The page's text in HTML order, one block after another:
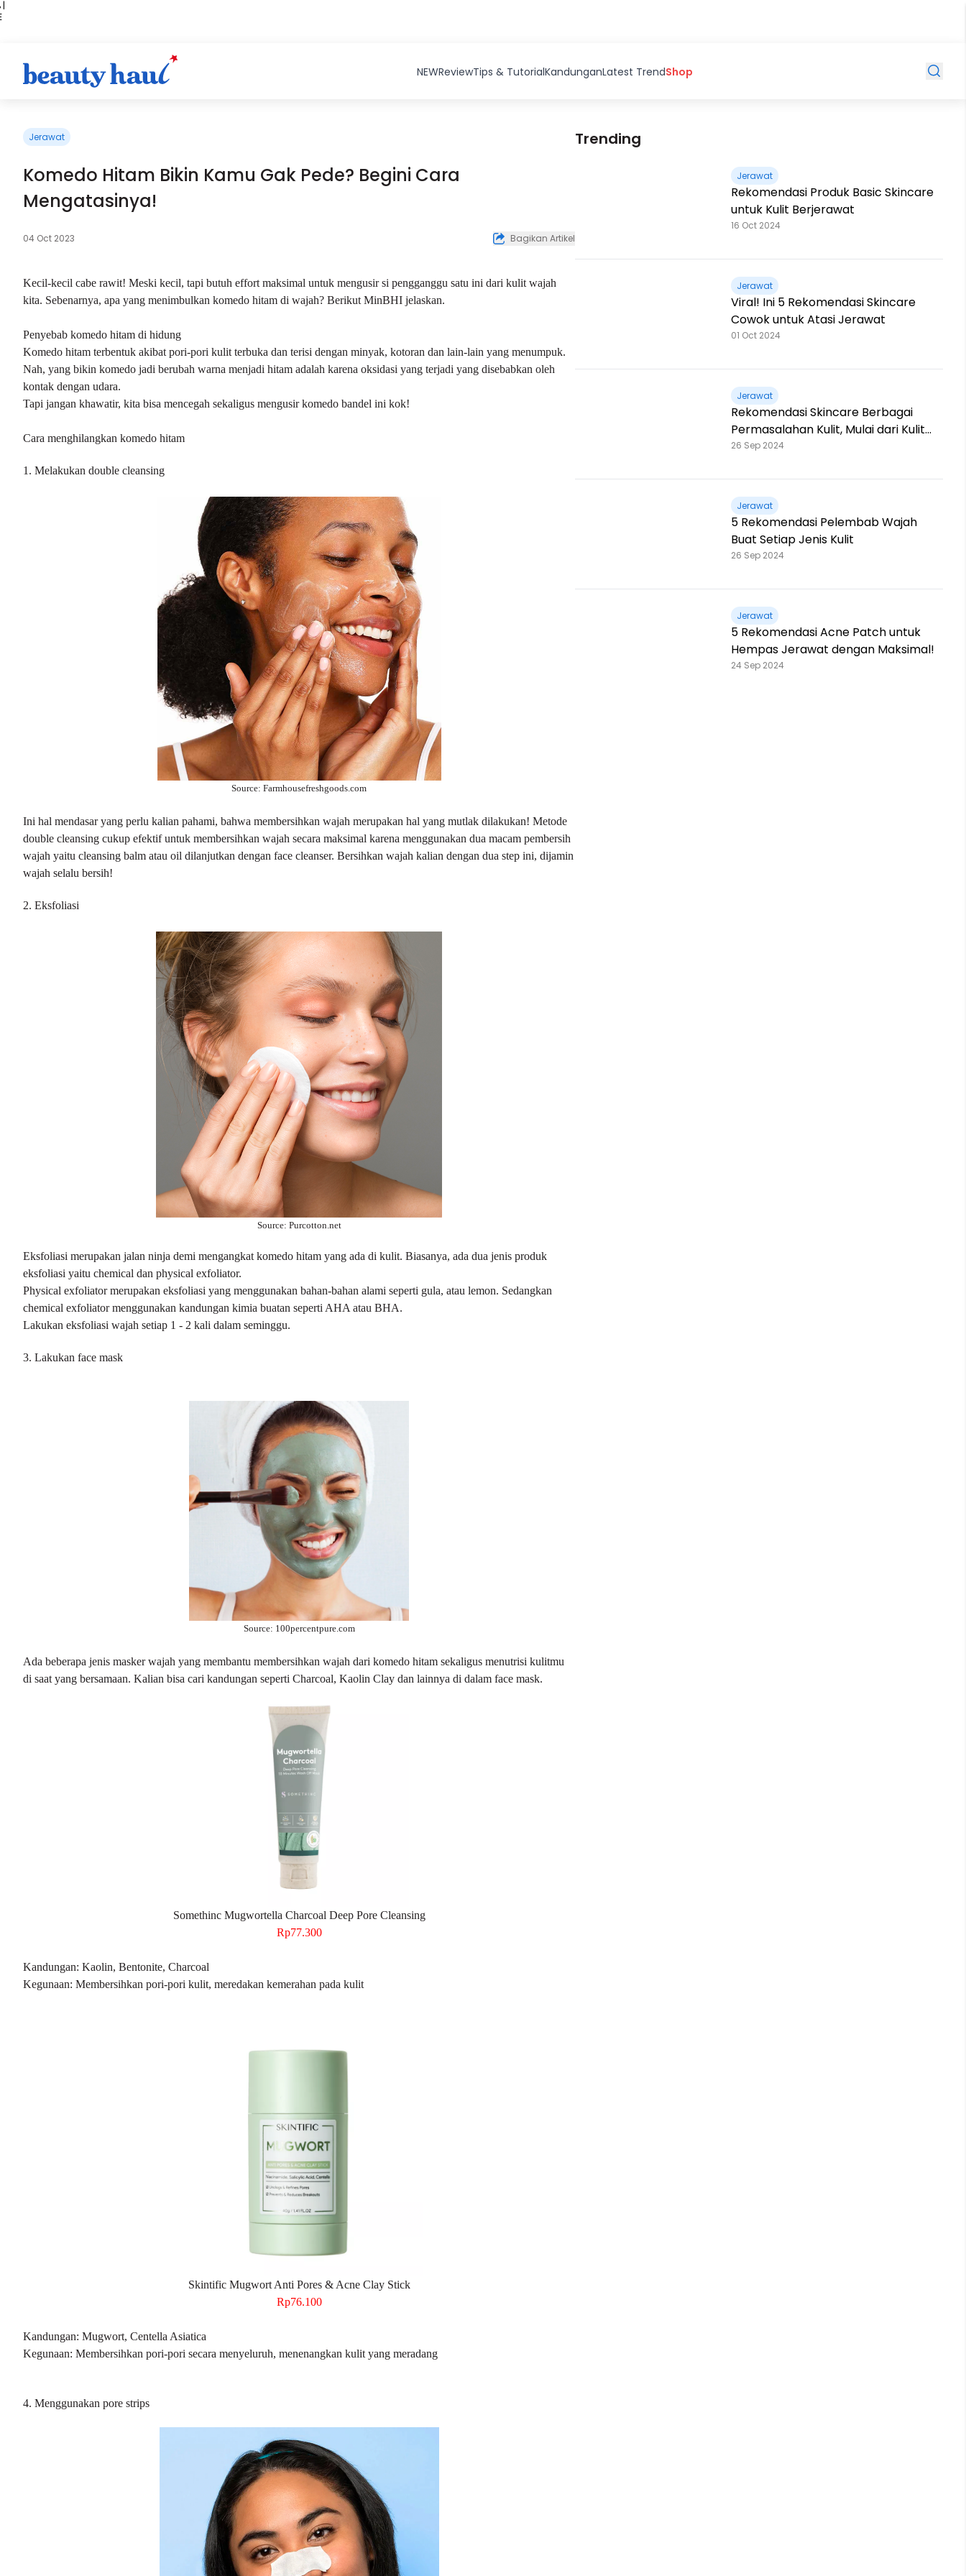
|
NEWReviewTips & TutorialKandunganLatest TrendShop
Jerawat
Komedo Hitam Bikin Kamu Gak Pede? Begini Cara
Mengatasinya!
04 Oct 2023 Bagikan Artikel
Kecil-kecil cabe rawit! Meski kecil, tapi butuh effort maksimal untuk mengusir si pengganggu satu ini dari kulit wajah
kita. Sebenarnya, apa yang menimbulkan komedo hitam di wajah? Berikut MinBHI jelaskan.
Penyebab komedo hitam di hidung
Komedo hitam terbentuk akibat pori-pori kulit terbuka dan terisi dengan minyak, kotoran dan lain-lain yang menumpuk.
Nah, yang bikin komedo jadi berubah warna menjadi hitam adalah karena oksidasi yang terjadi yang disebabkan oleh
kontak dengan udara.
Tapi jangan khawatir, kita bisa mencegah sekaligus mengusir komedo bandel ini kok!
Cara menghilangkan komedo hitam
1. Melakukan double cleansing
Source: Farmhousefreshgoods.com
Ini hal mendasar yang perlu kalian pahami, bahwa membersihkan wajah merupakan hal yang mutlak dilakukan! Metode
double cleansing cukup efektif untuk membersihkan wajah secara maksimal karena menggunakan dua macam pembersih
wajah yaitu cleansing balm atau oil dilanjutkan dengan face cleanser. Bersihkan wajah kalian dengan dua step ini, dijamin
wajah selalu bersih!
2. Eksfoliasi
Source: Purcotton.net
Eksfoliasi merupakan jalan ninja demi mengangkat komedo hitam yang ada di kulit. Biasanya, ada dua jenis produk
eksfoliasi yaitu chemical dan physical exfoliator.
Physical exfoliator merupakan eksfoliasi yang menggunakan bahan-bahan alami seperti gula, atau lemon. Sedangkan
chemical exfoliator menggunakan kandungan kimia buatan seperti AHA atau BHA.
Lakukan eksfoliasi wajah setiap 1 - 2 kali dalam seminggu.
3. Lakukan face mask
Source: 100percentpure.com
Ada beberapa jenis masker wajah yang membantu membersihkan wajah dari komedo hitam sekaligus menutrisi kulitmu
di saat yang bersamaan. Kalian bisa cari kandungan seperti Charcoal, Kaolin Clay dan lainnya di dalam face mask.
Somethinc Mugwortella Charcoal Deep Pore Cleansing
Rp77.300
Kandungan: Kaolin, Bentonite, Charcoal
Kegunaan: Membersihkan pori-pori kulit, meredakan kemerahan pada kulit
Skintific Mugwort Anti Pores & Acne Clay Stick
Rp76.100
Kandungan: Mugwort, Centella Asiatica
Kegunaan: Membersihkan pori-pori secara menyeluruh, menenangkan kulit yang meradang
4. Menggunakan pore strips
Trending
Jerawat
Rekomendasi Produk Basic Skincare
untuk Kulit Berjerawat
16 Oct 2024
Jerawat
Viral! Ini 5 Rekomendasi Skincare
Cowok untuk Atasi Jerawat
01 Oct 2024
Jerawat
Rekomendasi Skincare Berbagai
Permasalahan Kulit, Mulai dari Kulit
Berminyak hingga Flek Hitam!
26 Sep 2024
Jerawat
5 Rekomendasi Pelembab Wajah
Buat Setiap Jenis Kulit
26 Sep 2024
Jerawat
5 Rekomendasi Acne Patch untuk
Hempas Jerawat dengan Maksimal!
24 Sep 2024